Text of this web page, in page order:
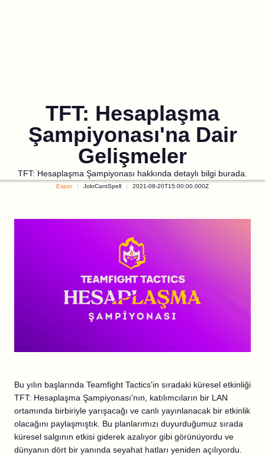
TFT: Hesaplaşma
Şampiyonası'na Dair
Gelişmeler
TFT: Hesaplaşma Şampiyonası hakkında detaylı bilgi burada.
Espor JokrCantSpell 2021-08-20T15:00:00.000Z
Bu yılın başlarında Teamfight Tactics'in sıradaki küresel etkinliği
TFT: Hesaplaşma Şampiyonası'nın, katılımcıların bir LAN
ortamında birbiriyle yarışacağı ve canlı yayınlanacak bir etkinlik
olacağını paylaşmıştık. Bu planlarımızı duyurduğumuz sırada
küresel salgının etkisi giderek azalıyor gibi görünüyordu ve
dünyanın dört bir yanında seyahat hatları yeniden açılıyordu.